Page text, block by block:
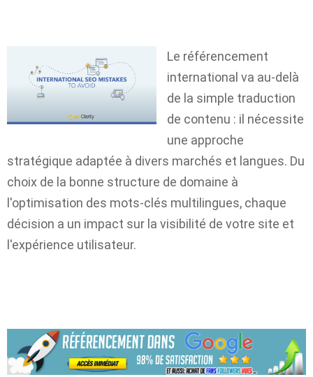
Le référencement
international va au-delà
de la simple traduction
de contenu : il nécessite
une approche
stratégique adaptée à divers marchés et langues. Du
choix de la bonne structure de domaine à
l'optimisation des mots-clés multilingues, chaque
décision a un impact sur la visibilité de votre site et
l'expérience utilisateur.